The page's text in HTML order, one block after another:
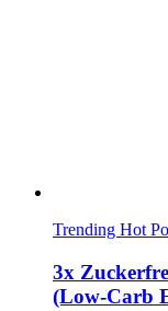
Trending Hot
3x
(Low-Carb